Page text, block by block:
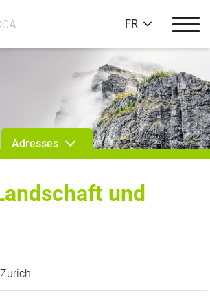
FR
Adresses
und
Zurich